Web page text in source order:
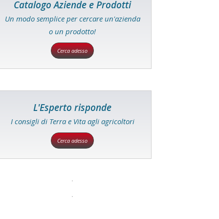
Catalogo Aziende e Prodotti
Un modo semplice per cercare un'azienda
o un prodotto!
Cerca adesso
L'Esperto risponde
I consigli di Terra e Vita agli agricoltori
Cerca adesso